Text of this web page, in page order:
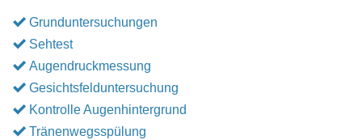
Grunduntersuchungen
Sehtest
Augendruckmessung
Gesichtsfelduntersuchung
Kontrolle Augenhintergrund
Tränenwegsspülung